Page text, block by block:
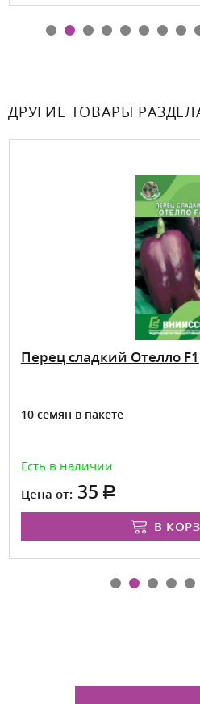
ДРУГИЕ ТОВАРЫ
Перец сладкий Отелло F1
10 семян в пакете
Есть в наличии
Цена от: 35
В